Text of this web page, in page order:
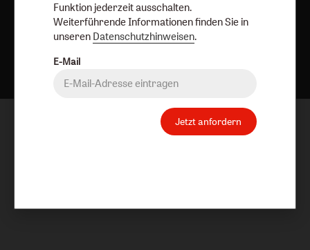
Nach oben
Funktion jederzeit ausschalten.
Weiterführende Informationen finden Sie in
unseren Datenschutzhinweisen.
E-Mail
Jetzt anfordern